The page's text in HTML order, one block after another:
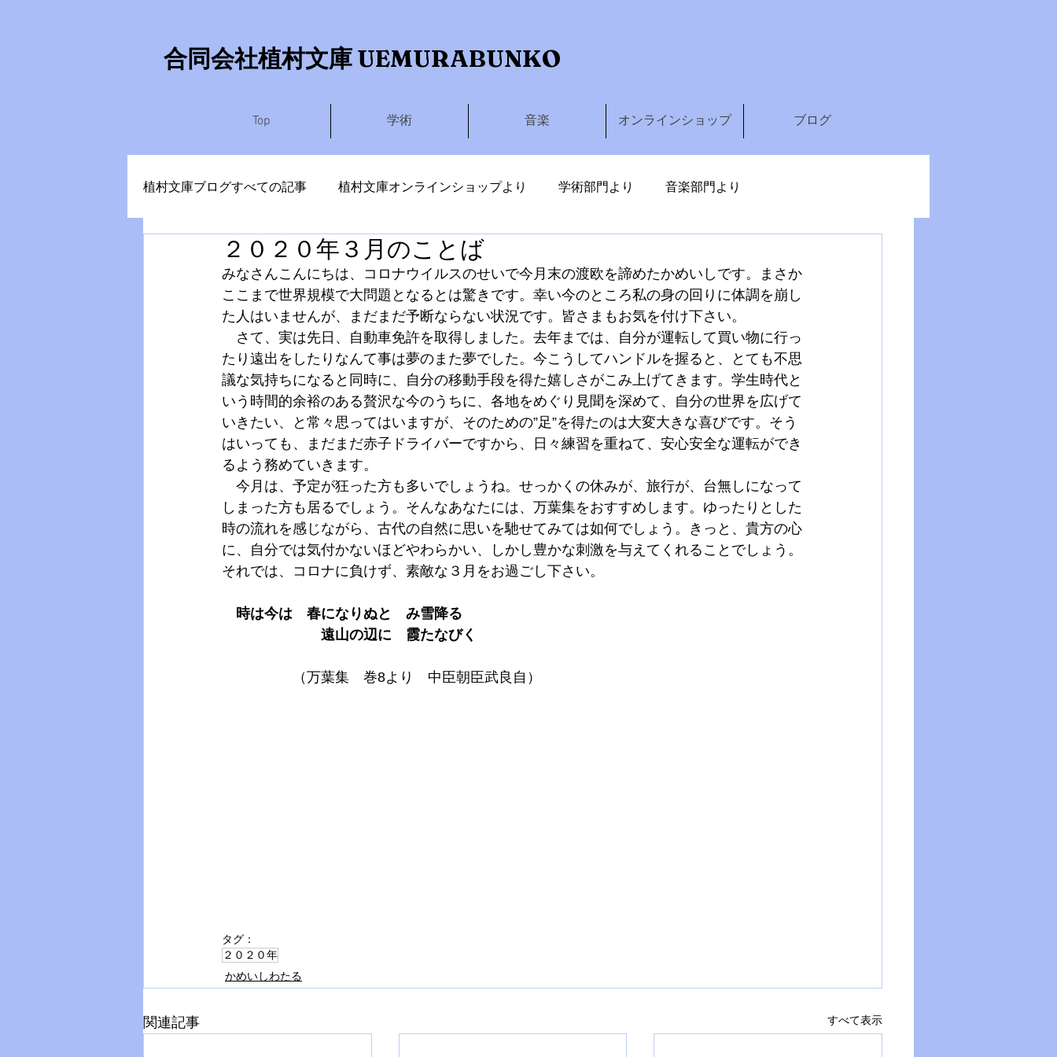
​合同会社植村文庫 UEMURABUNKO
Top 学術 音楽 オンラインショップ ブログ
植村文庫ブログすべての記事 植村文庫オンラインショップより 学術部門より 音楽部門より
やまなしさぶろう かめいしわたる
２０２０年３月のことば
みなさんこんにちは、コロナウイルスのせいで今月末の渡欧を諦めたかめいしです。まさか
ここまで世界規模で大問題となるとは驚きです。幸い今のところ私の身の回りに体調を崩し
た人はいませんが、まだまだ予断ならない状況です。皆さまもお気を付け下さい。
さて、実は先日、自動車免許を取得しました。去年までは、自分が運転して買い物に行っ
たり遠出をしたりなんて事は夢のまた夢でした。今こうしてハンドルを握ると、とても不思
議な気持ちになると同時に、自分の移動手段を得た嬉しさがこみ上げてきます。学生時代と
いう時間的余裕のある贅沢な今のうちに、各地をめぐり見聞を深めて、自分の世界を広げて
いきたい、と常々思ってはいますが、そのための”足”を得たのは大変大きな喜びです。そう
はいっても、まだまだ赤子ドライバーですから、日々練習を重ねて、安心安全な運転ができ
るよう務めていきます。
今月は、予定が狂った方も多いでしょうね。せっかくの休みが、旅行が、台無しになって
しまった方も居るでしょう。そんなあなたには、万葉集をおすすめします。ゆったりとした
時の流れを感じながら、古代の自然に思いを馳せてみては如何でしょう。きっと、貴方の心
に、自分では気付かないほどやわらかい、しかし豊かな刺激を与えてくれることでしょう。
それでは、コロナに負けず、素敵な３月をお過ごし下さい。
時は今は　春になりぬと　み雪降る
遠山の辺に　霞たなびく
（万葉集　巻8より　中臣朝臣武良自）
タグ：
２０２０年
かめいしわたる
関連記事 すべて表示